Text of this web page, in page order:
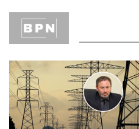
ლაბირინთები?